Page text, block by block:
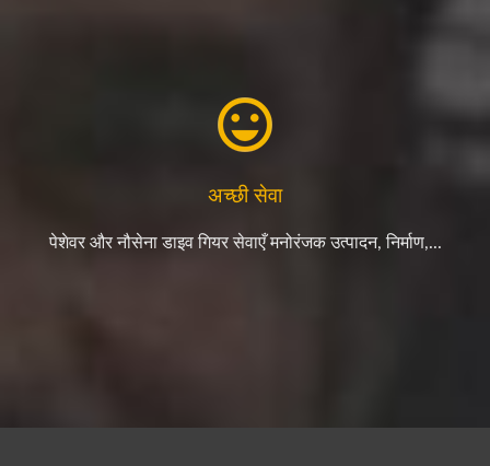
अच्छी सेवा
पेशेवर और नौसेना डाइव गियर सेवाएँ मनोरंजक उत्पादन, निर्माण,...